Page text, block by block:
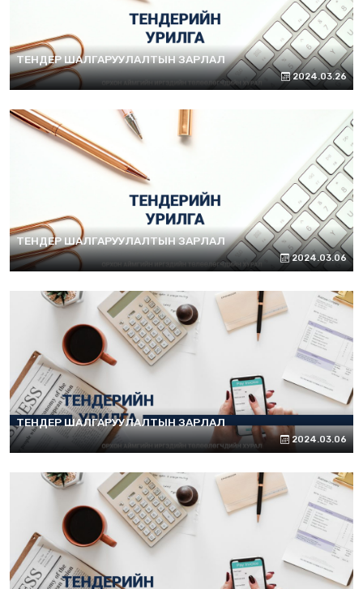
ТЕНДЕР ШАЛГАРУУЛАЛТЫН ЗАРЛАЛ
2024.03.26
ТЕНДЕР ШАЛГАРУУЛАЛТЫН ЗАРЛАЛ
2024.03.06
ТЕНДЕР ШАЛГАРУУЛАЛТЫН ЗАРЛАЛ
2024.03.06